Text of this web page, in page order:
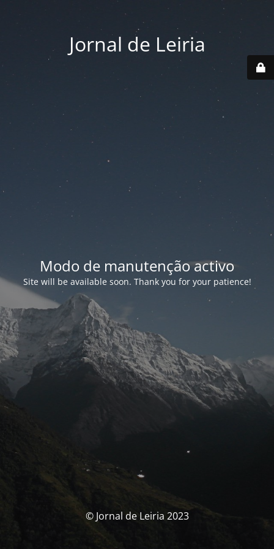
Jornal de Leiria
Modo de manutenção activo
Site will be available soon. Thank you for your patience!
© Jornal de Leiria 2023